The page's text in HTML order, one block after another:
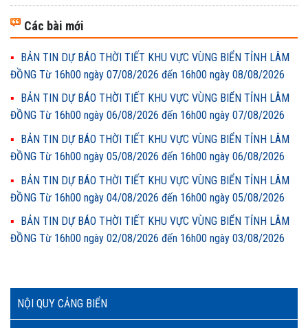
NỘI QUY CẢNG BIỂN
Các bài mới
BẢN TIN DỰ BÁO THỜI TIẾT KHU VỰC VÙNG BIỂN TỈNH LÂM
ĐỒNG Từ 16h00 ngày 07/08/2026 đến 16h00 ngày 08/08/2026
BẢN TIN DỰ BÁO THỜI TIẾT KHU VỰC VÙNG BIỂN TỈNH LÂM
ĐỒNG Từ 16h00 ngày 06/08/2026 đến 16h00 ngày 07/08/2026
BẢN TIN DỰ BÁO THỜI TIẾT KHU VỰC VÙNG BIỂN TỈNH LÂM
ĐỒNG Từ 16h00 ngày 05/08/2026 đến 16h00 ngày 06/08/2026
BẢN TIN DỰ BÁO THỜI TIẾT KHU VỰC VÙNG BIỂN TỈNH LÂM
ĐỒNG Từ 16h00 ngày 04/08/2026 đến 16h00 ngày 05/08/2026
BẢN TIN DỰ BÁO THỜI TIẾT KHU VỰC VÙNG BIỂN TỈNH LÂM
ĐỒNG Từ 16h00 ngày 02/08/2026 đến 16h00 ngày 03/08/2026